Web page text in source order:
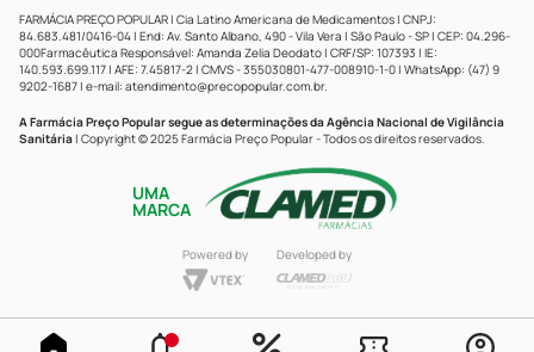
FARMÁCIA PREÇO POPULAR | Cia Latino Americana de Medicamentos | CNPJ:
84.683.481/0416-04 | End: Av. Santo Albano, 490 - Vila Vera | São Paulo - SP | CEP: 04.296-
000Farmacêutica Responsável: Amanda Zelia Deodato | CRF/SP: 107393 | IE:
140.593.699.117 | AFE: 7.45817-2 | CMVS - 355030801-477-008910-1-0 | WhatsApp: (47) 9
9202-1687 | e-mail: atendimento@precopopular.com.br.
A Farmácia Preço Popular segue as determinações da Agência Nacional de Vigilância
Sanitária | Copyright © 2025 Farmácia Preço Popular - Todos os direitos reservados.
UMA
MARCA
Powered by Developed by